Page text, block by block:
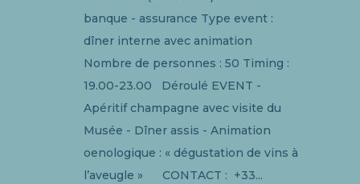
banque - assurance Type event :
dîner interne avec animation
Nombre de personnes : 50 Timing :
19.00-23.00 Déroulé EVENT -
Apéritif champagne avec visite du
Musée - Dîner assis - Animation
oenologique : « dégustation de vins à
l’aveugle » CONTACT : +33...